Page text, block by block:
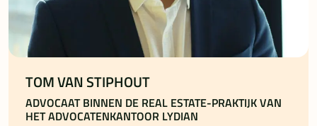
TOM VAN STIPHOUT
ADVOCAAT BINNEN DE REAL ESTATE-PRAKTIJK VAN
HET ADVOCATENKANTOOR LYDIAN